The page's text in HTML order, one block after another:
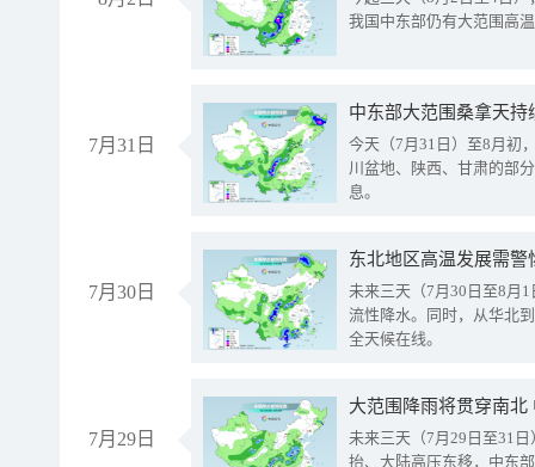
我国中东部仍有大范围高
7月31日
中东部大范围桑拿天
今天（7月31日）至8月初
川盆地、陕西、甘肃的部
息。
7月30日
东北地区高温发展需
未来三天（7月30日至8月
流性降水。同时，从华北
全天候在线。
7月29日
大范围降雨将贯穿南
未来三天（7月29日至31
抬、大陆高压东移，中东